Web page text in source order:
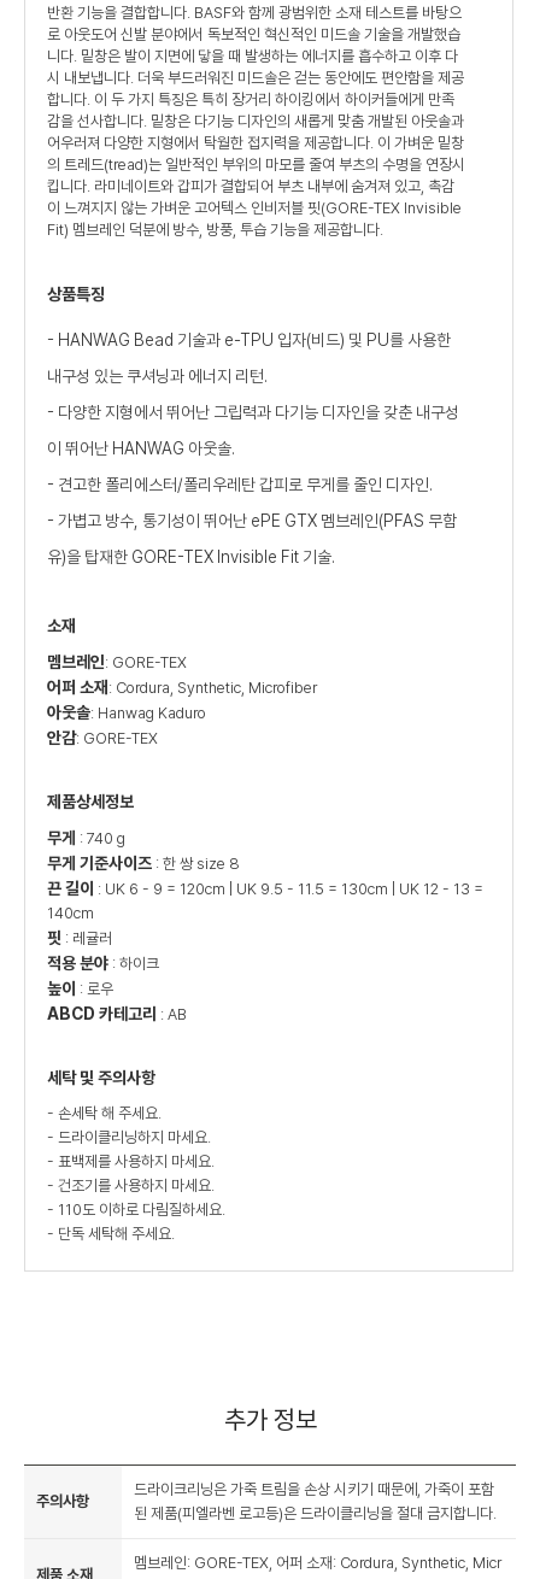
반환 기능을 결합합니다. BASF와 함께 광범위한 소재 테스트를 바탕으
로 아웃도어 신발 분야에서 독보적인 혁신적인 미드솔 기술을 개발했습
니다. 밑창은 발이 지면에 닿을 때 발생하는 에너지를 흡수하고 이후 다
시 내보냅니다. 더욱 부드러워진 미드솔은 걷는 동안에도 편안함을 제공
합니다. 이 두 가지 특징은 특히 장거리 하이킹에서 하이커들에게 만족
감을 선사합니다. 밑창은 다기능 디자인의 새롭게 맞춤 개발된 아웃솔과
어우러져 다양한 지형에서 탁월한 접지력을 제공합니다. 이 가벼운 밑창
의 트레드(tread)는 일반적인 부위의 마모를 줄여 부츠의 수명을 연장시
킵니다. 라미네이트와 갑피가 결합되어 부츠 내부에 숨겨져 있고, 촉감
이 느껴지지 않는 가벼운 고어텍스 인비저블 핏(GORE-TEX Invisible
Fit) 멤브레인 덕분에 방수, 방풍, 투습 기능을 제공합니다.
상품특징
- HANWAG Bead 기술과 e-TPU 입자(비드) 및 PU를 사용한
내구성 있는 쿠셔닝과 에너지 리턴.
- 다양한 지형에서 뛰어난 그립력과 다기능 디자인을 갖춘 내구성
이 뛰어난 HANWAG 아웃솔.
- 견고한 폴리에스터/폴리우레탄 갑피로 무게를 줄인 디자인.
- 가볍고 방수, 통기성이 뛰어난 ePE GTX 멤브레인(PFAS 무함
유)을 탑재한 GORE-TEX Invisible Fit 기술.
소재
멤브레인: GORE-TEX
어퍼 소재 : Cordura, Synthetic, Microfiber
아웃솔: Hanwag Kaduro
안감: GORE-TEX
제품상세정보
무게 : 740 g
무게 기준사이즈 : 한 쌍 size 8
끈 길이 : UK 6 - 9 = 120cm | UK 9.5 - 11.5 = 130cm | UK 12 - 13 =
140cm
핏 : 레귤러
적용 분야 : 하이크
높이 : 로우
ABCD 카테고리 : AB
세탁 및 주의사항
- 손세탁 해 주세요.
- 드라이클리닝하지 마세요.
- 표백제를 사용하지 마세요.
- 건조기를 사용하지 마세요.
- 110도 이하로 다림질하세요.
- 단독 세탁해 주세요.
추가 정보
주의사항
드라이크리닝은 가죽 트림을 손상 시키기 때문에, 가죽이 포함
된 제품(피엘라벤 로고등)은 드라이클리닝을 절대 금지합니다.
제품 소재
멤브레인: GORE-TEX, 어퍼 소재: Cordura, Synthetic, Micr